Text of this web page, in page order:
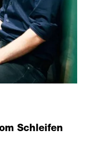
Schleifen